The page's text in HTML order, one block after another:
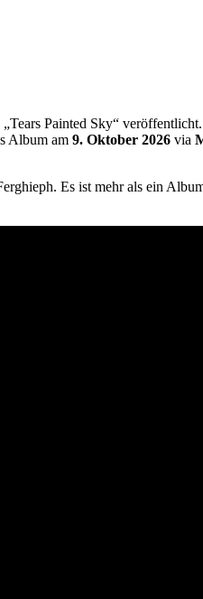
Painted Sky“
Album am 9. Oktober 2026 via
Es ist mehr als ein